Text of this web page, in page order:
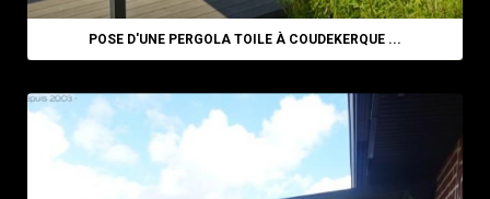
POSE D'UNE PERGOLA TOILE À COUDEKERQUE ...